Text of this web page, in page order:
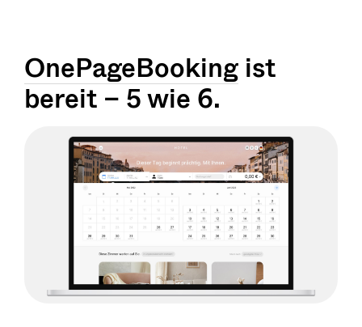
OnePageBooking ist
bereit – 5 wie 6.